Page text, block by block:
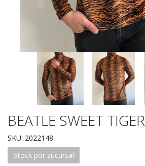
BEATLE SWEET TIGER
SKU: 2022148
Stock por sucursal